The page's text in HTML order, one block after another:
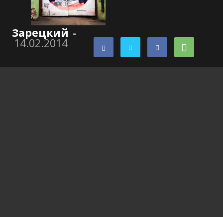
Зарецкий -
14.02.2014